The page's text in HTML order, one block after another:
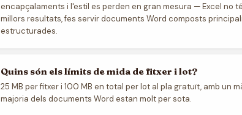
encapçalaments i l'estil es perden en gran mesura — Excel no
millors resultats, fes servir documents Word composts
estructurades.
Quins són els límits de mida de fitxer i lot?
25 MB per fitxer i 100 MB en total per lot al pla gratuït, amb un
majoria dels documents Word estan molt per sota.